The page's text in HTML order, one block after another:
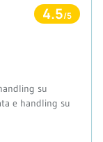
4.5/5
su
e handling su